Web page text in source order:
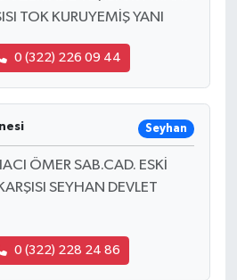
TOK KURUYEMİŞ YANI
0 (322) 226 09 44
Seyhan
ÖMER SAB.CAD. ESKİ
SEYHAN DEVLET
0 (322) 228 24 86